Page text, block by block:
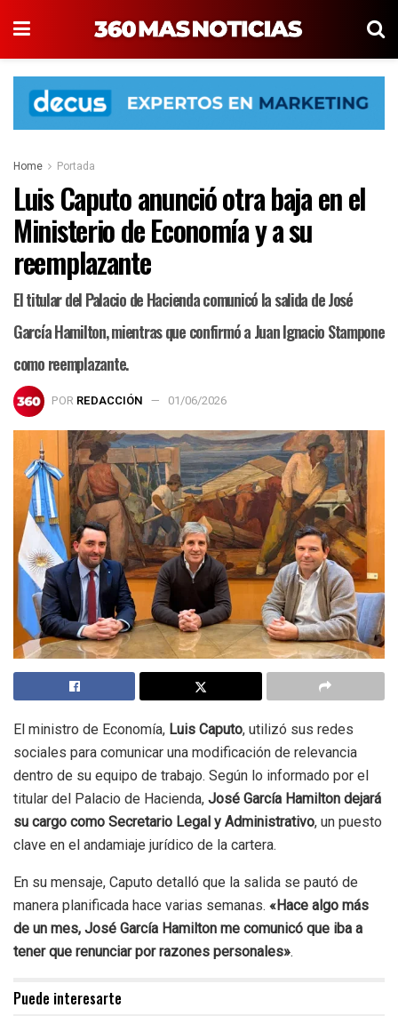
Home Portada
Luis Caputo anunció otra baja en el
Ministerio de Economía y a su
reemplazante
El titular del Palacio de Hacienda comunicó la salida de José
García Hamilton, mientras que confirmó a Juan Ignacio Stampone
como reemplazante.
POR REDACCIÓN 01/06/2026
El ministro de Economía, Luis Caputo, utilizó sus redes
sociales para comunicar una modificación de relevancia
dentro de su equipo de trabajo. Según lo informado por el
titular del Palacio de Hacienda, José García Hamilton dejará
su cargo como Secretario Legal y Administrativo, un puesto
clave en el andamiaje jurídico de la cartera.
En su mensaje, Caputo detalló que la salida se pautó de
manera planificada hace varias semanas. «Hace algo más
de un mes, José García Hamilton me comunicó que iba a
tener que renunciar por razones personales».
Puede interesarte